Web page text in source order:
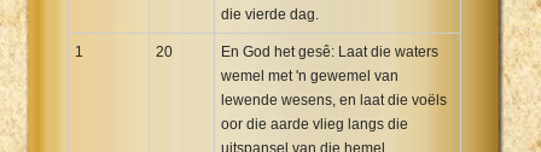
die vierde dag.
1 20
En God het gesê: Laat die waters
wemel met 'n gewemel van
lewende wesens, en laat die voëls
oor die aarde vlieg langs die
uitspansel van die hemel.